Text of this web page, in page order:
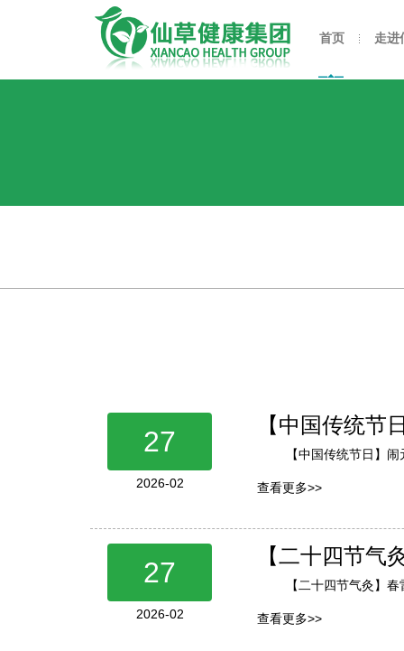
首页 走进
27
2026-02
【中国传统节
【中国传统节日】
查看更多>>
27
2026-02
【二十四节气
【二十四节气灸】
查看更多>>